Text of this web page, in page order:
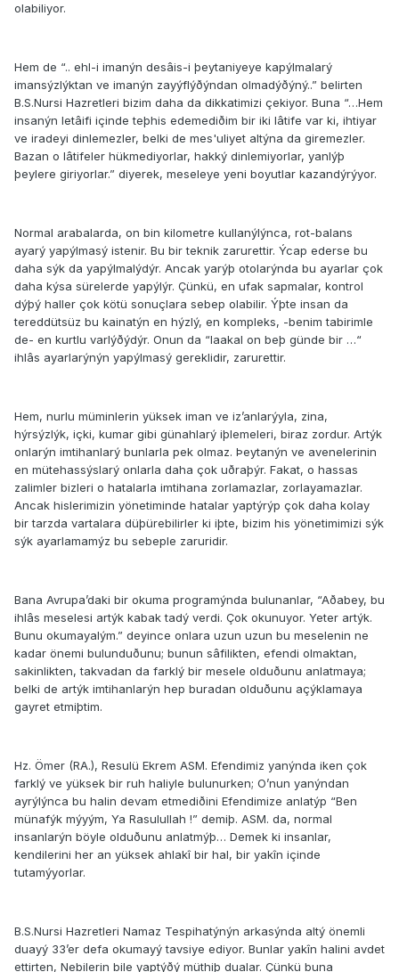
olabiliyor.
Hem de “.. ehl-i imanýn desâis-i þeytaniyeye kapýlmalarý
imansýzlýktan ve imanýn zayýflýðýndan olmadýðýný..” belirten
B.S.Nursi Hazretleri bizim daha da dikkatimizi çekiyor. Buna “…Hem
insanýn letâifi içinde teþhis edemediðim bir iki lâtife var ki, ihtiyar
ve iradeyi dinlemezler, belki de mes'uliyet altýna da giremezler.
Bazan o lâtifeler hükmediyorlar, hakký dinlemiyorlar, yanlýþ
þeylere giriyorlar.” diyerek, meseleye yeni boyutlar kazandýrýyor.
Normal arabalarda, on bin kilometre kullanýlýnca, rot-balans
ayarý yapýlmasý istenir. Bu bir teknik zarurettir. Ýcap ederse bu
daha sýk da yapýlmalýdýr. Ancak yarýþ otolarýnda bu ayarlar çok
daha kýsa sürelerde yapýlýr. Çünkü, en ufak sapmalar, kontrol
dýþý haller çok kötü sonuçlara sebep olabilir. Ýþte insan da
tereddütsüz bu kainatýn en hýzlý, en kompleks, -benim tabirimle
de- en kurtlu varlýðýdýr. Onun da “laakal on beþ günde bir …“
ihlâs ayarlarýnýn yapýlmasý gereklidir, zarurettir.
Hem, nurlu müminlerin yüksek iman ve iz’anlarýyla, zina,
hýrsýzlýk, içki, kumar gibi günahlarý iþlemeleri, biraz zordur. Artýk
onlarýn imtihanlarý bunlarla pek olmaz. Þeytanýn ve avenelerinin
en mütehassýslarý onlarla daha çok uðraþýr. Fakat, o hassas
zalimler bizleri o hatalarla imtihana zorlamazlar, zorlayamazlar.
Ancak hislerimizin yönetiminde hatalar yaptýrýp çok daha kolay
bir tarzda vartalara düþürebilirler ki iþte, bizim his yönetimimizi sýk
sýk ayarlamamýz bu sebeple zaruridir.
Bana Avrupa’daki bir okuma programýnda bulunanlar, “Aðabey, bu
ihlâs meselesi artýk kabak tadý verdi. Çok okunuyor. Yeter artýk.
Bunu okumayalým.” deyince onlara uzun uzun bu meselenin ne
kadar önemi bulunduðunu; bunun sâfilikten, efendi olmaktan,
sakinlikten, takvadan da farklý bir mesele olduðunu anlatmaya;
belki de artýk imtihanlarýn hep buradan olduðunu açýklamaya
gayret etmiþtim.
Hz. Ömer (RA.), Resulü Ekrem ASM. Efendimiz yanýnda iken çok
farklý ve yüksek bir ruh haliyle bulunurken; O’nun yanýndan
ayrýlýnca bu halin devam etmediðini Efendimize anlatýp “Ben
münafýk mýyým, Ya Rasulullah !” demiþ. ASM. da, normal
insanlarýn böyle olduðunu anlatmýþ… Demek ki insanlar,
kendilerini her an yüksek ahlakî bir hal, bir yakîn içinde
tutamýyorlar.
B.S.Nursi Hazretleri Namaz Tespihatýnýn arkasýnda altý önemli
duayý 33’er defa okumayý tavsiye ediyor. Bunlar yakîn halini avdet
ettirten, Nebilerin bile yaptýðý müthiþ dualar. Çünkü buna